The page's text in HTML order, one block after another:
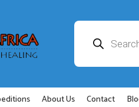
produits
About Us Contact